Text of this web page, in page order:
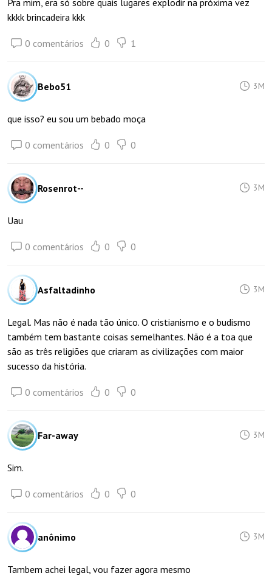
kkkk brincadeira kkk
0 comentários 0 1
Bebo51 3M
que isso? eu sou um bebado moça
0 comentários 0 0
Rosenrot-- 3M
Uau
0 comentários 0 0
Asfaltadinho 3M
Legal. Mas não é nada tão único. O cristianismo e o budismo
também tem bastante coisas semelhantes. Não é a toa que
são as três religiões que criaram as civilizações com maior
sucesso da história.
0 comentários 0 0
Far-away 3M
Sim.
0 comentários 0 0
anônimo 3M
Tambem achei legal, vou fazer agora mesmo